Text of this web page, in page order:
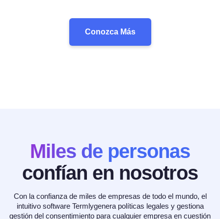
Conozca Más
Miles de personas
confían en nosotros
Con la confianza de miles de empresas de todo el mundo, el
intuitivo software Termlygenera políticas legales y gestiona
gestión del consentimiento para cualquier empresa en cuestión